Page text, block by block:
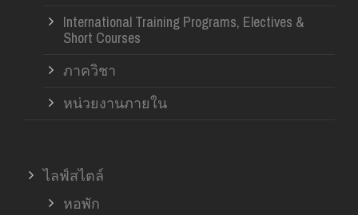
International Training Programs, Electives &
Short Courses
ภาควิชา
หน่วยงานภายใน
ไลฟ์สไตล์
หอพัก